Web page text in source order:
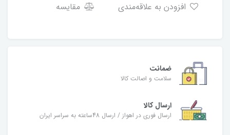
مقایسه
ضمانت
سلامت و اصالت کالا
ارسال کالا
ارسال فوری در اهواز / ارسال 48ساعته به سراسر ایران